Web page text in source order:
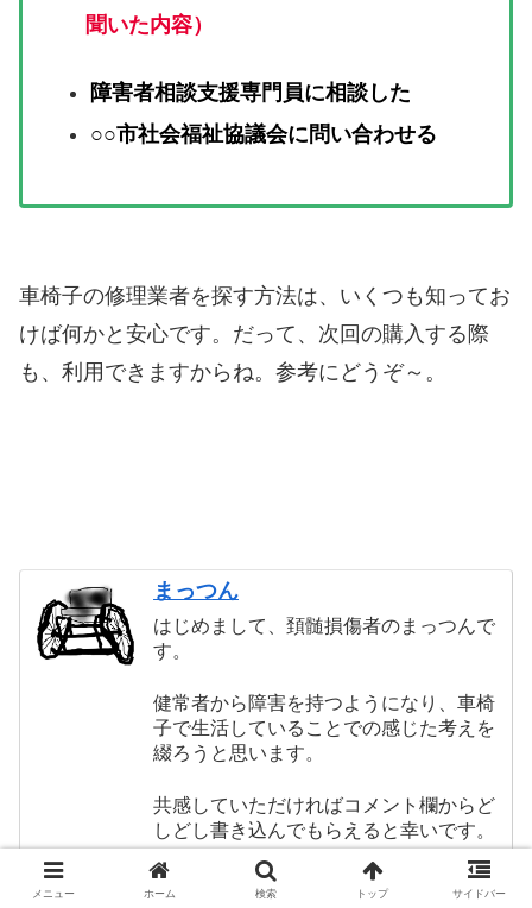
聞いた内容）
障害者相談支援専門員に相談した
○○市社会福祉協議会に問い合わせる
車椅子の修理業者を探す方法は、いくつも知ってお
けば何かと安心です。だって、次回の購入する際
も、利用できますからね。参考にどうぞ～。
まっつん
はじめまして、頚髄損傷者のまっつんで
す。
健常者から障害を持つようになり、車椅
子で生活していることでの感じた考えを
綴ろうと思います。
共感していただければコメント欄からど
しどし書き込んでもらえると幸いです。
メニュー ホーム 検索 トップ サイドバー